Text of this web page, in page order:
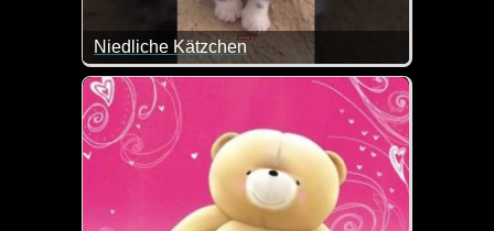
Niedliche Kätzchen
Da geht einem doch mal wieder das Herz auf.